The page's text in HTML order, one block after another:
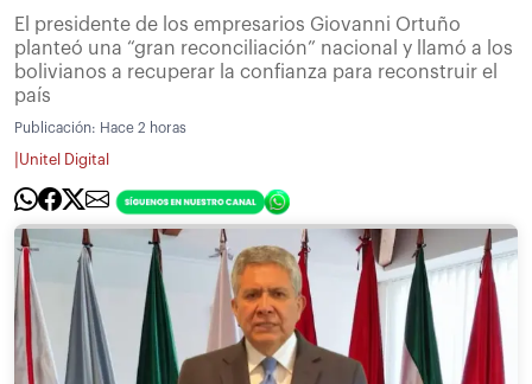
El presidente de los empresarios Giovanni Ortuño
planteó una “gran reconciliación” nacional y llamó a los
bolivianos a recuperar la confianza para reconstruir el
país
Publicación: Hace 2 horas
Unitel Digital